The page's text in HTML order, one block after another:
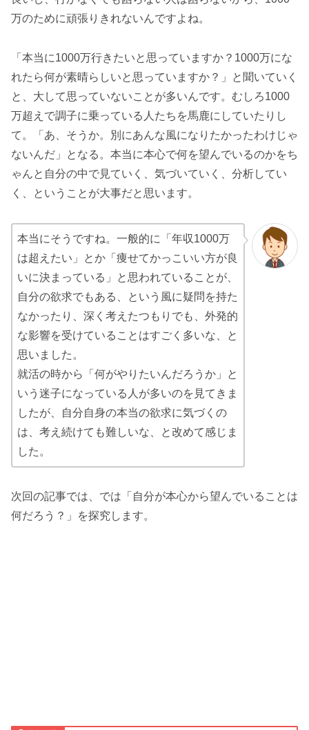
万のために頑張りきれないんですよね。
「本当に1000万行きたいと思っていますか？1000万にな
れたら何が素晴らしいと思っていますか？」と聞いていく
と、大して思っていないことが多いんです。むしろ1000
万超えで調子に乗っている人たちを馬鹿にしていたりし
て。「あ、そうか。別にあんな風になりたかったわけじゃ
ないんだ」となる。本当に本心で何を望んでいるのかをち
ゃんと自分の中で見ていく、気づいていく、分析してい
く、ということが大事だと思います。
本当にそうですね。一般的に「年収1000万
は超えたい」とか「痩せてかっこいい方が良
いに決まっている」と思われていることが、
自分の欲求でもある、という風に疑問を持た
なかったり、深く考えたつもりでも、外発的
な影響を受けていることはすごく多いな、と
思いました。
就活の時から「何がやりたいんだろうか」と
いう迷子になっている人が多いのを見てきま
したが、自分自身の本当の欲求に気づくの
は、考え続けても難しいな、と改めて感じま
した。
次回の記事では、では「自分が本心から望んでいることは
何だろう？」を探究します。